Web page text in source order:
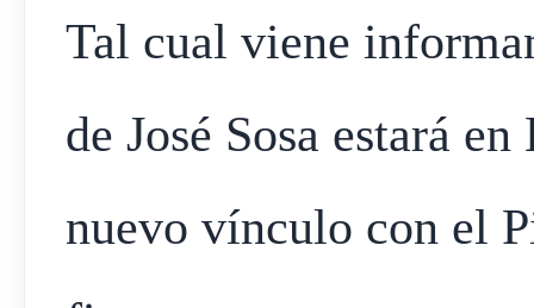
Tal cual viene
de José Sosa estará
nuevo vínculo con el